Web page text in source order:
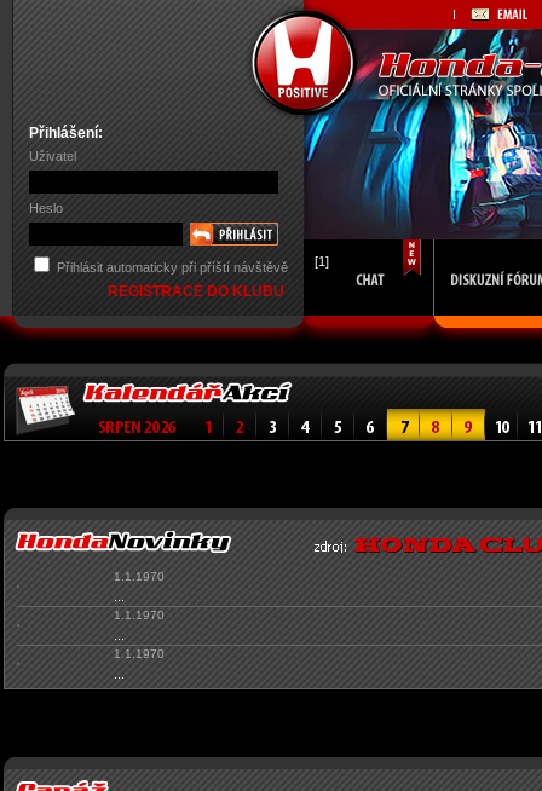
Přihlášení:
Uživatel
Heslo
Přihlásit automaticky při příští návštěvě
REGISTRACE DO KLUBU
[1]
1.1.1970
1.1.1970
1.1.1970